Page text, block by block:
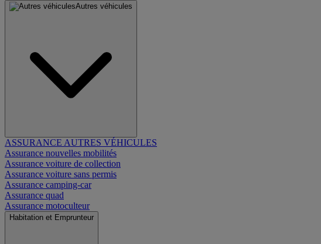
Autres véhicules
ASSURANCE AUTRES VÉHICULES
Assurance nouvelles mobilités
Assurance voiture de collection
Assurance voiture sans permis
Assurance camping-car
Assurance quad
Assurance motoculteur
Habitation et Emprunteur